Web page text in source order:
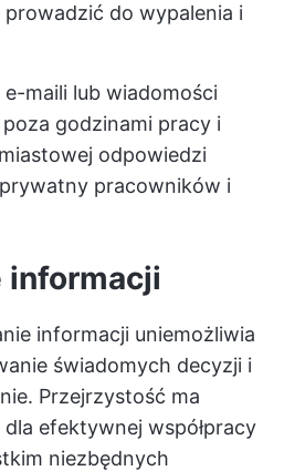
do wypalenia i
e-maili lub wiadomości
godzinami pracy i
odpowiedzi
pracowników i
informacji
informacji uniemożliwia
świadomych decyzji i
Przejrzystość ma
efektywnej współpracy
niezbędnych